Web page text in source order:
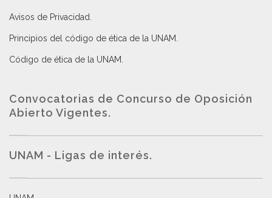
Avisos de Privacidad
Principios del código de ética de la UNAM
Código de ética de la UNAM
Convocatorias de Concurso de Oposición
Abierto Vigentes.
UNAM - Ligas de interés.